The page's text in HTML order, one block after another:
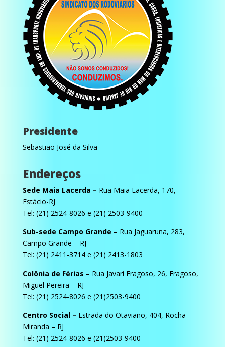
Presidente
Sebastião José da Silva
Endereços
Sede Maia Lacerda – Rua Maia Lacerda, 170,
Estácio-RJ
Tel: (21) 2524-8026 e (21) 2503-9400
Sub-sede Campo Grande – Rua Jaguaruna, 283,
Campo Grande – RJ
Tel: (21) 2411-3714 e (21) 2413-1803
Colônia de Férias – Rua Javari Fragoso, 26, Fragoso,
Miguel Pereira – RJ
Tel: (21) 2524-8026 e (21)2503-9400
Centro Social – Estrada do Otaviano, 404, Rocha
Miranda – RJ
Tel: (21) 2524-8026 e (21)2503-9400